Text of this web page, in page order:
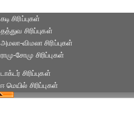
கடி சிரிப்புகள்
தத்துவ சிரிப்புகள்
அமலா-விமலா சிரிப்புகள்
ராமு-சோமு சிரிப்புகள்
டாக்டர் சிரிப்புகள்
ஈ மெயில் சிரிப்புகள்